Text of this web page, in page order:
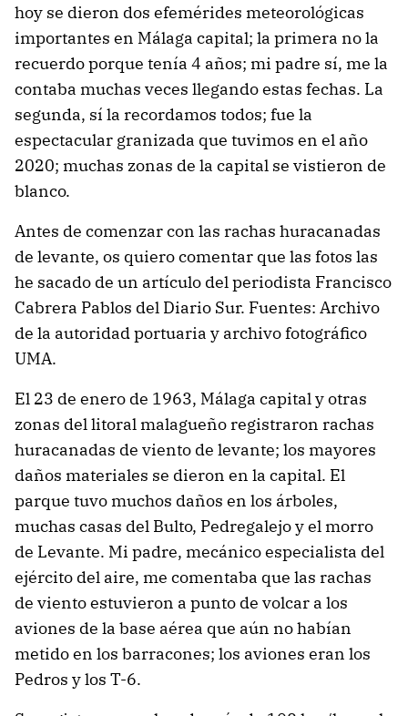
hoy se dieron dos efemérides meteorológicas
importantes en Málaga capital; la primera no la
recuerdo porque tenía 4 años; mi padre sí, me la
contaba muchas veces llegando estas fechas. La
segunda, sí la recordamos todos; fue la
espectacular granizada que tuvimos en el año
2020; muchas zonas de la capital se vistieron de
blanco.
Antes de comenzar con las rachas huracanadas
de levante, os quiero comentar que las fotos las
he sacado de un artículo del periodista Francisco
Cabrera Pablos del Diario Sur. Fuentes: Archivo
de la autoridad portuaria y archivo fotográfico
UMA.
El 23 de enero de 1963, Málaga capital y otras
zonas del litoral malagueño registraron rachas
huracanadas de viento de levante; los mayores
daños materiales se dieron en la capital. El
parque tuvo muchos daños en los árboles,
muchas casas del Bulto, Pedregalejo y el morro
de Levante. Mi padre, mecánico especialista del
ejército del aire, me comentaba que las rachas
de viento estuvieron a punto de volcar a los
aviones de la base aérea que aún no habían
metido en los barracones; los aviones eran los
Pedros y los T-6.